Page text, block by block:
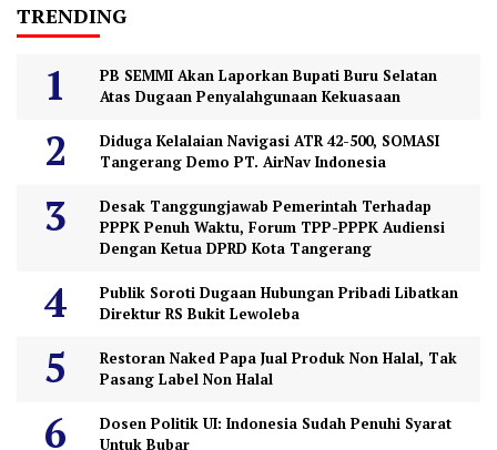
TRENDING
PB SEMMI Akan Laporkan Bupati Buru Selatan
Atas Dugaan Penyalahgunaan Kekuasaan
Diduga Kelalaian Navigasi ATR 42-500, SOMASI
Tangerang Demo PT. AirNav Indonesia
Desak Tanggungjawab Pemerintah Terhadap
PPPK Penuh Waktu, Forum TPP-PPPK Audiensi
Dengan Ketua DPRD Kota Tangerang
Publik Soroti Dugaan Hubungan Pribadi Libatkan
Direktur RS Bukit Lewoleba
Restoran Naked Papa Jual Produk Non Halal, Tak
Pasang Label Non Halal
Dosen Politik UI: Indonesia Sudah Penuhi Syarat
Untuk Bubar